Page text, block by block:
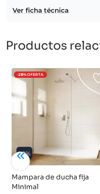
Ver ficha técnica
Productos
-28%OFERTA
28%
Mampara de ducha fija
Minimal